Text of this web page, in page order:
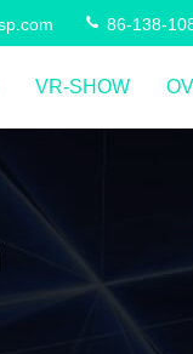
86-138-
VR-SHOW